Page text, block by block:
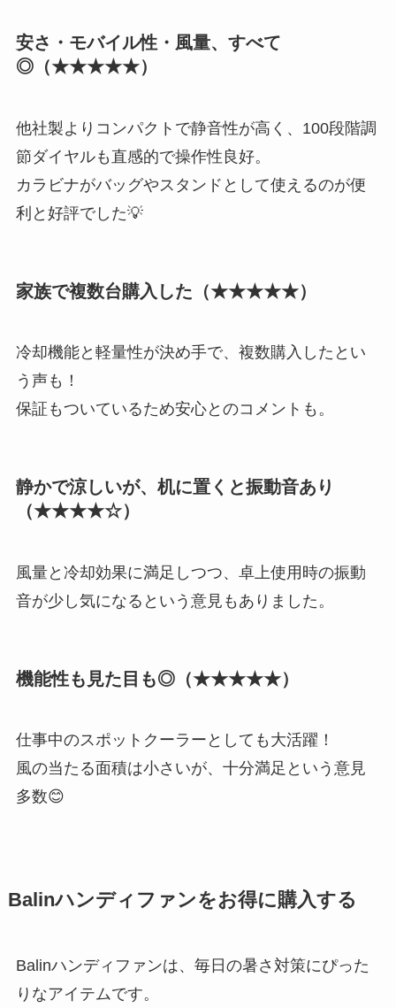
安さ・モバイル性・風量、すべて
◎（★★★★★）
他社製よりコンパクトで静音性が高く、100段階調
節ダイヤルも直感的で操作性良好。
カラビナがバッグやスタンドとして使えるのが便
利と好評でした💡
家族で複数台購入した（★★★★★）
冷却機能と軽量性が決め手で、複数購入したとい
う声も！
保証もついているため安心とのコメントも。
静かで涼しいが、机に置くと振動音あり
（★★★★☆）
風量と冷却効果に満足しつつ、卓上使用時の振動
音が少し気になるという意見もありました。
機能性も見た目も◎（★★★★★）
仕事中のスポットクーラーとしても大活躍！
風の当たる面積は小さいが、十分満足という意見
多数😊
Balinハンディファンをお得に購入する
Balinハンディファンは、毎日の暑さ対策にぴった
りなアイテムです。